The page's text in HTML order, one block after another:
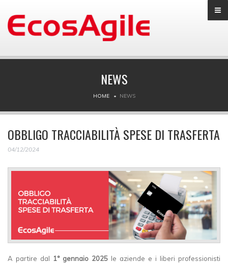
NEWS
HOME NEWS
OBBLIGO TRACCIABILITÀ SPESE DI TRASFERTA
04/12/2024
A partire dal 1° gennaio 2025 le aziende e i liberi professionisti